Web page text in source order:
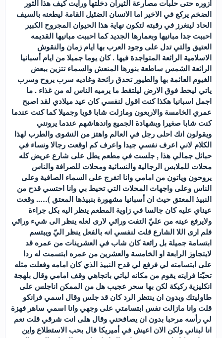
ازوره حتى حلبات مصارعة الثيران دخلتها ورأيت كيف هذا الثور
الضخم يركع في الاخير اما الانسان الضئيل القامة ليطعنه بالسيف
الحاد لينغرز في رقبته لتكون نهاية هذا الحيوان المجروح الكبير
احببت جدا مبانيها وبعمارها الجديد كما احببت مبانيها القديمه
العتيق والتي تدل على وجود العرب بها ايام زمان والنقوش
الاسلامية الرائعة المتواجدة فيها . كان يوما جميلا من ايام أسبانيا
الرائعة الشمس ساطعة بنورها المنعش والسماء تتزين ببعض
الغيوم العائمة بها والطيور تحدق رائحة وغاديه سرب يروح وسرب
ياتي ليحط فوق الارض ليلتقط ما يرميه الناس له من غذاء . ما
اجمل اسبانيا هكذا كنت اقول لنفسي كان عيد ميلادي لقد اصبح
عمري الخامسة والاربعون ومازلت شابا قويا وجميلا كما كنت عندما
كنت شابا صغيرا وبشهادة الجميع واندهاشهم عندما يرونني
ويقولون انك احلى رجل في العالم واهتز من النشوى والطرب لهذا
الكلام لاني اعرف نفسي جيدا واعرف كم اوقعت رجالا ونساء في
حبائل جمالي هذا , جلست في مطعم يطل على شارع عريض كله
محلات للملابس الرجالية والنسائية ومحلات للصرافة والناس
يروحون وياتون من امامي وانا اتفرج على السماء الصافية وعلى
الناس وعلى واجهات المحلات التي تحيط بي وانا احتسي قدح من
النبيذ المعتق حيث ان أسبانيا مشهورة بنبيذها المعتق )….. وقعت
عيناي عليه كان جالسا في زاوية المطعم ينظر اليه بكل جراءة
ولايرفع عينه من عليّ التفت ورائي لارى لعله ينظر الى شيء ورائي
فلم ارى اللا الشارع قلت لنفسي انه بالفعل ينظر اليّ ويبتسم
ابتسامة جميلة بل رائعة كان شاب في العشرينات من عمره قد
لايتجاوز الرابعة او الخامسة والعشرين من عمره ابتسمت له ردا
على ابتسامته لي فرفع لي قدح النبيذ الذي كان امامه وفعلت مثله
تحيّتا فرايته يقوم من مكانه لياتي باتجاهي وقف امامي وقال بلهجة
انكليزية ركيكة لكن بها سحر عجيب هل من الممكن اناجلس على
طاوليتك وبدون ان ينتظر الرد كان قد جلس وقال اسمي فرانكو
قلت وانا مازالت نفس ابتسامتي على وجهي وانا اسمي ساهر فهزة
لي رأسه مرحبا بدون ان يصافحني وقال هلى انت شرقي قلت نعم
انا لبناني ولكن الان اعيش في أميريكا قال بحب الاستطلاع واين